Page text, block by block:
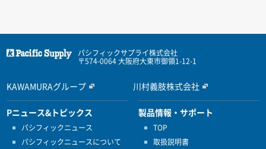
パシフィックサプライ株式会社
〒574-0064 大阪府大東市御領1-12-1
KAWAMURAグループ 川村義肢株式会社
Pニュース&トピックス
パシフィックニュース
パシフィックニュースについて
製品情報・サポート
TOP
取扱説明書